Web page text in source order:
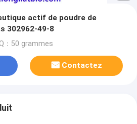
actif de poudre de
302962-49-8
：50 grammes
Contactez